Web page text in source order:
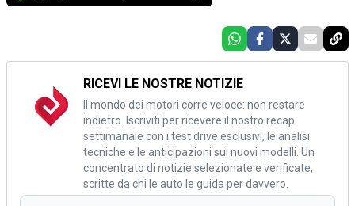
RICEVI LE NOSTRE NOTIZIE
Il mondo dei motori corre veloce: non restare
indietro. Iscriviti per ricevere il nostro recap
settimanale con i test drive esclusivi, le analisi
tecniche e le anticipazioni sui nuovi modelli. Un
concentrato di notizie selezionate e verificate,
scritte da chi le auto le guida per davvero.